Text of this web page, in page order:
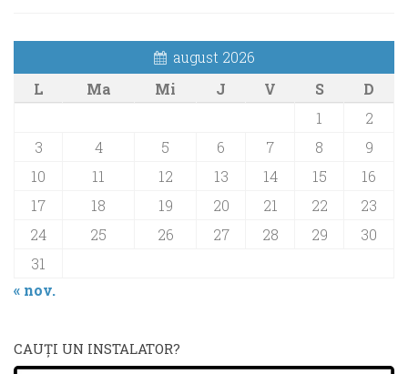
august 2026
L
Ma Mi J V S
D
1
2
3
4 5 6 7 8
9
10
11 12 13 14 15
16
17
18 19 20 21 22
23
24
25 26 27 28 29
30
31
« nov.
CAUŢI UN INSTALATOR?